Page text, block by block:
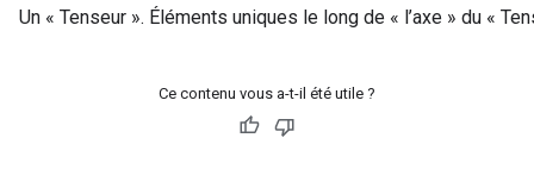
Un « Tenseur ». Éléments uniques le long de « l’axe » du «
Ce contenu vous a-t-il été utile ?